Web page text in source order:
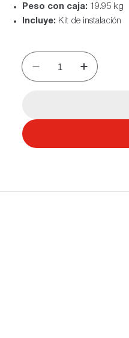
Peso con caja: 19.95 kg
Incluye: Kit de instalación